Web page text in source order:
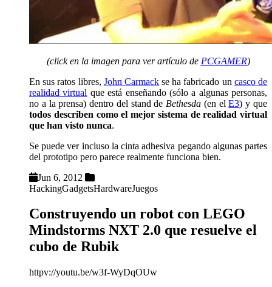
(click en la imagen para ver artículo de PCGAMER)
En sus ratos libres, John Carmackse ha fabricado un casco de
realidad virtual que está enseñando (sólo a algunas personas,
no a la prensa) dentro del stand de Bethesda (en elE3) y que
todos describen como el mejor sistema de realidad virtual
que han visto nunca.
Se puede ver incluso la cinta adhesiva pegando algunas partes
del prototipo pero parece realmente funciona bien.
Jun 6, 2012
HackingGadgetsHardwareJuegos
Construyendo un robot con LEGO
Mindstorms NXT 2.0 que resuelve el
cubo de Rubik
httpv://youtu.be/w3f-WyDqOUw